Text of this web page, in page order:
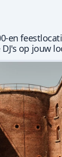
en
op jouw